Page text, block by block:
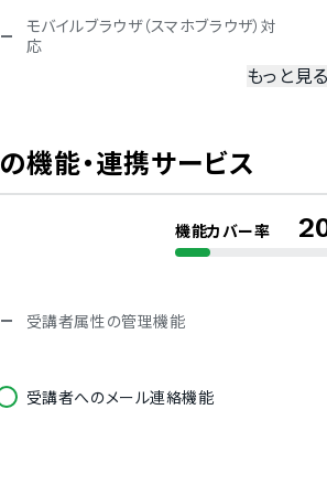
モバイルブラウザ（スマホブラウザ）対
応
スペイン語
ブルガリア語
もっと見
の機能・連携サービス
機能カバー率
受講者属性の管理機能
受講者へのメール連絡機能